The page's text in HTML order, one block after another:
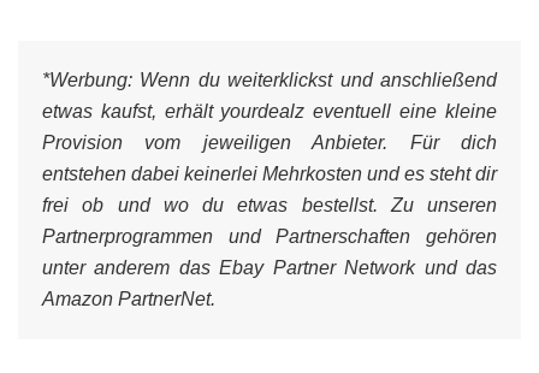
*Werbung: Wenn du weiterklickst und anschließend
etwas kaufst, erhält yourdealz eventuell eine kleine
Provision vom jeweiligen Anbieter. Für dich
entstehen dabei keinerlei Mehrkosten und es steht dir
frei ob und wo du etwas bestellst. Zu unseren
Partnerprogrammen und Partnerschaften gehören
unter anderem das Ebay Partner Network und das
Amazon PartnerNet.